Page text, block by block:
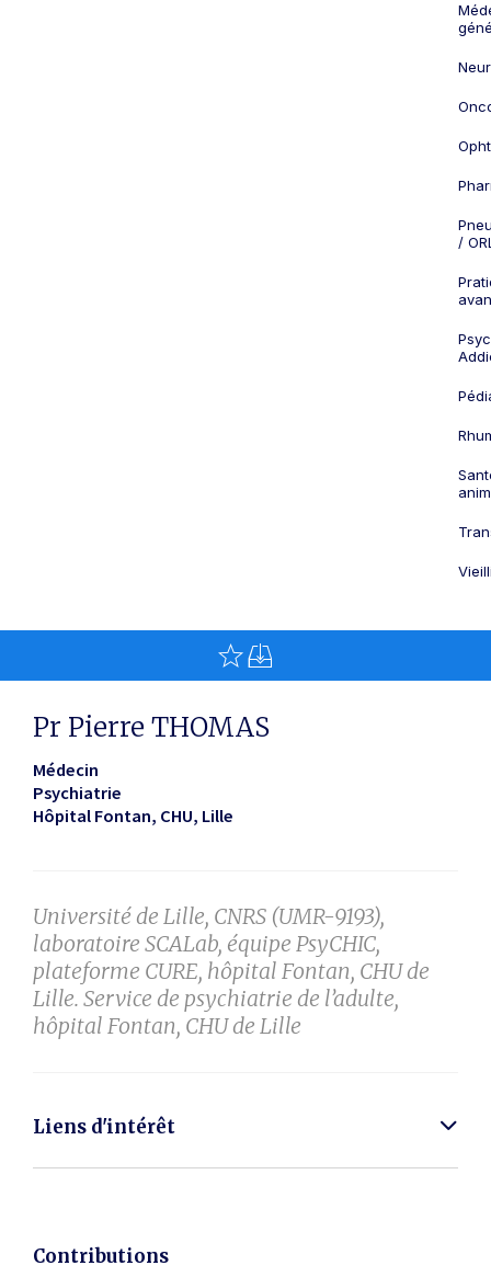
/
Pr Pierre THOMAS
Médecin
Psychiatrie
Hôpital Fontan, CHU Lille
Université de Lille, CNRS (UMR-9193),
laboratoire SCALab, équipe PsyCHIC,
plateforme CURE, hôpital Fontan, CHU de
Lille. Service de psychiatrie de l’adulte,
hôpital Fontan, CHU de Lille
Liens d'intérêt
Contributions